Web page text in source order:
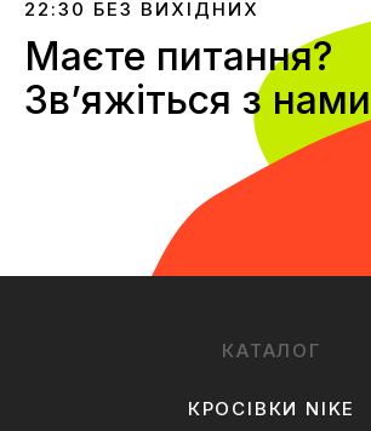
22:30 БЕЗ ВИХІДНИХ
Маєте питання?
Звʼяжіться з нами
КАТАЛОГ
КРОСІВКИ NIKE